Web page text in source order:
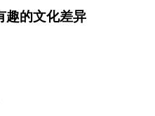
趣的文化差异